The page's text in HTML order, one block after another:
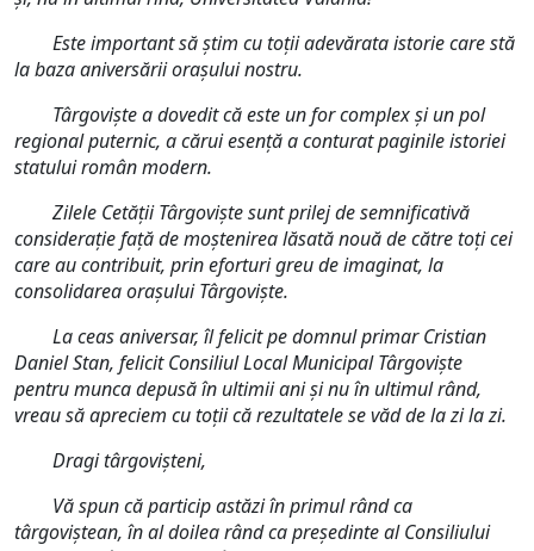
Este important să ştim cu toţii adevărata istorie care stă
la baza aniversării oraşului nostru.
Târgovişte a dovedit că este un for complex şi un pol
regional puternic, a cărui esenţă a conturat paginile istoriei
statului român modern.
Zilele Cetăţii Târgovişte sunt prilej de semnificativă
consideraţie faţă de moştenirea lăsată nouă de către toţi cei
care au contribuit, prin eforturi greu de imaginat, la
consolidarea oraşului Târgovişte.
La ceas aniversar, îl felicit pe domnul primar Cristian
Daniel Stan, felicit Consiliul Local Municipal Târgovişte
pentru munca depusă în ultimii ani și nu în ultimul rând,
vreau să apreciem cu toții că rezultatele se văd de la zi la zi.
Dragi târgovișteni,
Vă spun că particip astăzi în primul rând ca
târgoviștean, în al doilea rând ca președinte al Consiliului